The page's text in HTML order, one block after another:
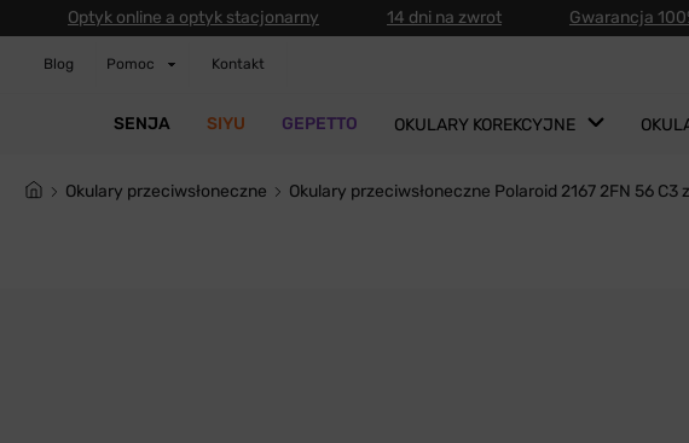
Optyk online a optyk stacjonarny 14 dni na zwrot Gwarancja
Blog Pomoc Kontakt
SENJA SIYU GEPETTO OKULARY KOREKCYJNE
Okulary przeciwsłoneczne Okulary przeciwsłoneczne Polaroid 2167 2FN 56